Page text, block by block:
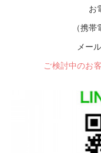
お
（携
メー
ご検討中のお